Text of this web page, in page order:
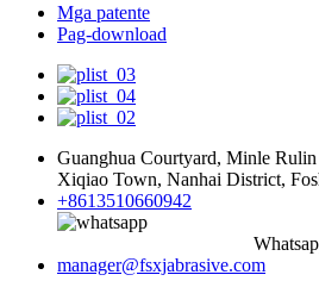
Mga patente
Pag-download
Guanghua Courtyard, Minle
Xiqiao Town, Nanhai District,
+8613510660942
manager@fsxjabrasive.com